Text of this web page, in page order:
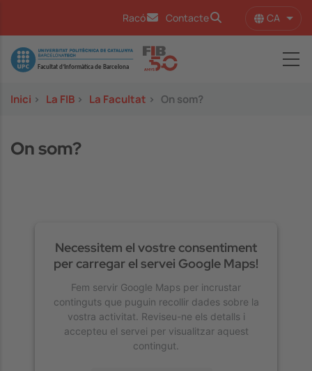
Racó Contacte CA
Image
Inici > La FIB > La Facultat > On som?
On som?
Necessitem el vostre consentiment
per carregar el servei Google Maps!
Fem servir Google Maps per incrustar
continguts que puguin recollir dades sobre la
vostra activitat. Reviseu-ne els detalls i
accepteu el servei per visualitzar aquest
contingut.